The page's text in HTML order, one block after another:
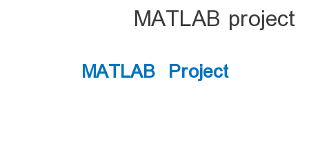
MATLAB project
MATLAB Project